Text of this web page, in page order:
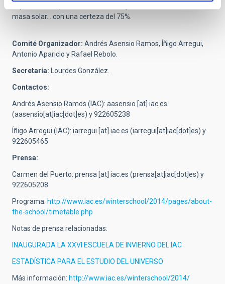
masa solar... con una certeza del 75%.
Comité Organizador: Andrés Asensio Ramos, Íñigo Arregui,
Antonio Aparicio y Rafael Rebolo.
Secretaría: Lourdes González.
Contactos:
Andrés Asensio Ramos (IAC): aasensio [at] iac.es
(aasensio[at]iac[dot]es) y 922605238
Íñigo Arregui (IAC): iarregui [at] iac.es (iarregui[at]iac[dot]es) y
922605465
Prensa:
Carmen del Puerto: prensa [at] iac.es (prensa[at]iac[dot]es) y
922605208
Programa: http://www.iac.es/winterschool/2014/pages/about-
the-school/timetable.php
Notas de prensa relacionadas:
INAUGURADA LA XXVI ESCUELA DE INVIERNO DEL IAC
ESTADÍSTICA PARA EL ESTUDIO DEL UNIVERSO
Más información: http://www.iac.es/winterschool/2014/